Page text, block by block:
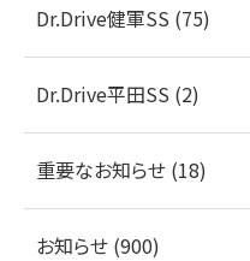
Dr.Drive健軍SS (75)
Dr.Drive平田SS (2)
重要なお知らせ (18)
お知らせ (900)